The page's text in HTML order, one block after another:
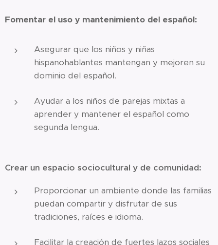
Fomentar el uso y mantenimiento del español:
Asegurar que los niños y niñas
hispanohablantes mantengan y mejoren su
dominio del español.
Ayudar a los niños de parejas mixtas a
aprender y mantener el español como
segunda lengua.
Crear un espacio sociocultural y de comunidad:
Proporcionar un ambiente donde las familias
puedan compartir y disfrutar de sus
tradiciones, raíces e idioma.
Facilitar la creación de fuertes lazos sociales